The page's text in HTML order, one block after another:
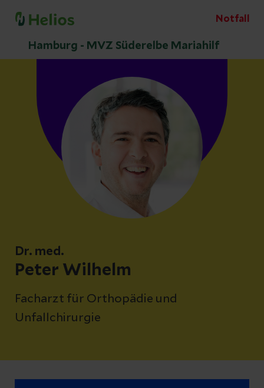
Notfall
Hamburg - MVZ Süderelbe Mariahilf
Dr. med.
Peter Wilhelm
Facharzt für Orthopädie und
Unfallchirurgie